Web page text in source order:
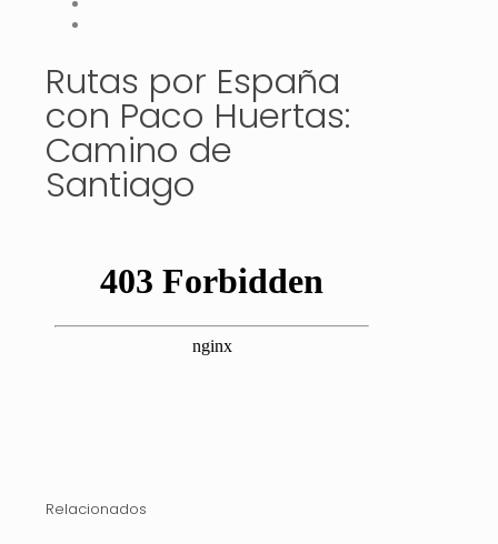
Rutas por España
con Paco Huertas:
Camino de
Santiago
Relacionados